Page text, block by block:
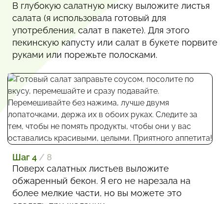
В глубокую салатную миску выложите листья
салата (я использовала готовый для
употребления, салат в пакете). Для этого
пекинскую капусту или салат в букете порвите
руками или порежьте полосками.
Шаг 4 / 8
Поверх салатных листьев выложите
обжаренный бекон. Я его не нарезала на
более мелкие части, но вы можете это